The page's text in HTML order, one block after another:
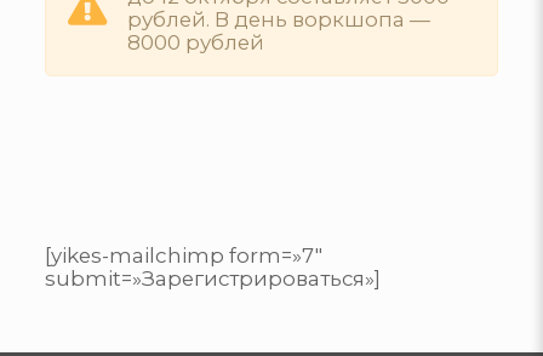
рублей. В день воркшопа —
8000 рублей
[yikes-mailchimp form=»7″
submit=»Зарегистрироваться»]